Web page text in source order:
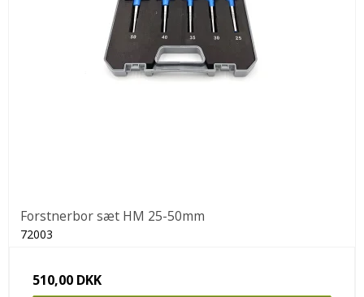
Forstnerbor sæt HM 25-50mm
72003
510,00 DKK